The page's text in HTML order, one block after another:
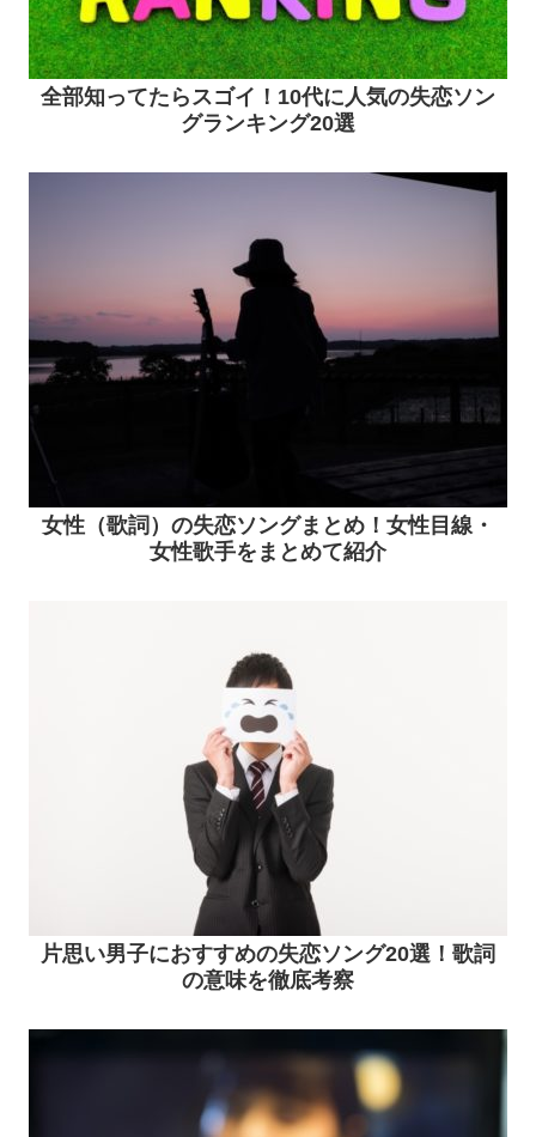
全部知ってたらスゴイ！10代に人気の失恋ソン
グランキング20選
女性（歌詞）の失恋ソングまとめ！女性目線・
女性歌手をまとめて紹介
片思い男子におすすめの失恋ソング20選！歌詞
の意味を徹底考察